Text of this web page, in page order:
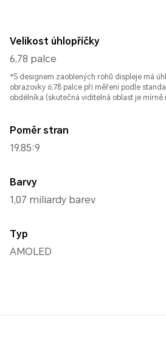
Velikost úhlopříčky
6,78 palce
*S designem zaoblených rohů displeje má
obrazovky 6,78 palce při měření podle
obdélníka (skutečná viditelná oblast je mírně
Poměr stran
19.85:9
Barvy
1,07 miliardy barev
Typ
AMOLED